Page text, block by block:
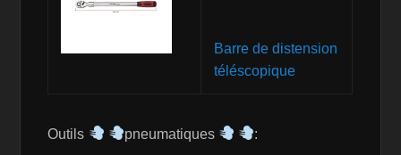
Barre de distension
téléscopique
Outils pneumatiques :